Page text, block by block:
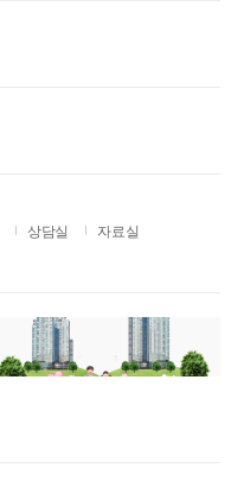
상담실
자료실